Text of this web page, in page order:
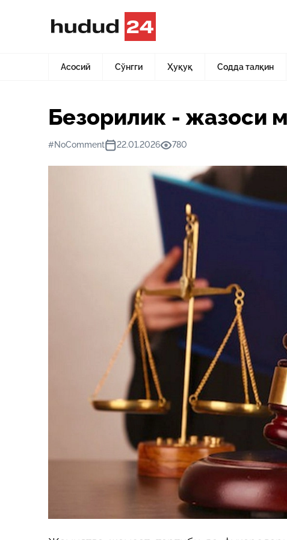
Асосий Сўнгги Ҳуқуқ Содда талқин
Янгиликлар Безорилик - жазоси муқаррар
Безорилик - жазоси
#NoComment 22.01.2026 780